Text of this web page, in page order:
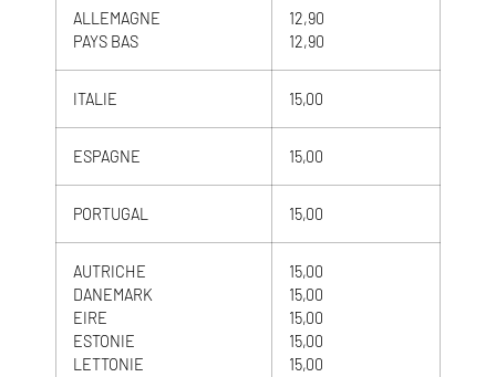
ALLEMAGNE
PAYS BAS
12,90
12,90
ITALIE 15,00
ESPAGNE 15,00
PORTUGAL 15,00
AUTRICHE
DANEMARK
EIRE
ESTONIE
LETTONIE
15,00
15,00
15,00
15,00
15,00